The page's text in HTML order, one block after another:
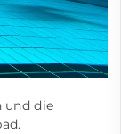
und die